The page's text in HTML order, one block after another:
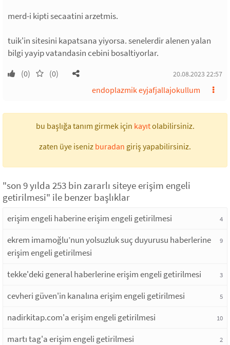
merd-i kipti secaatini arzetmis.
tuik'in sitesini kapatsana yiyorsa. senelerdir alenen yalan
bilgi yayip vatandasin cebini bosaltiyorlar.
(0) (0) 20.08.2023 22:57
endoplazmik eyjafjallajokullum
bu başlığa tanım girmek için kayıtolabilirsiniz.
zaten üye iseniz buradan giriş yapabilirsiniz.
"son 9 yılda 253 bin zararlı siteye erişim engeli
getirilmesi" ile benzer başlıklar
erişim engeli haberine erişim engeli getirilmesi 4
ekrem imamoğlu’nun yolsuzluk suç duyurusu haberlerine
erişim engeli getirilmesi
9
tekke'deki general haberlerine erişim engeli getirilmesi 3
cevheri güven'in kanalına erişim engeli getirilmesi 5
nadirkitap.com'a erişim engeli getirilmesi 10
martı tag'a erişim engeli getirilmesi 2